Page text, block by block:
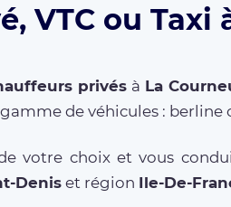
VTC ou Taxi
privésà La
de véhicules : berline
votre choix et vous
Denis et région Ile-De-